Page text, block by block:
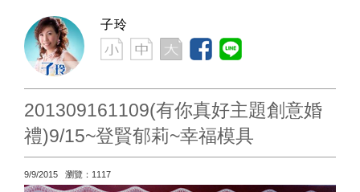
子玲
201309161109(有你真好主題創意婚
禮)9/15~登賢郁莉~幸福模具
9/9/2015 瀏覽：1117